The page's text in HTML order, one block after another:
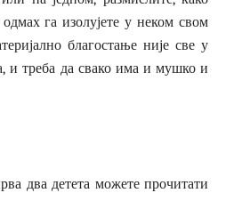
га изолујете у неком свом
благостање није све у
и треба да свако има и мушко и
два детета можете прочитати